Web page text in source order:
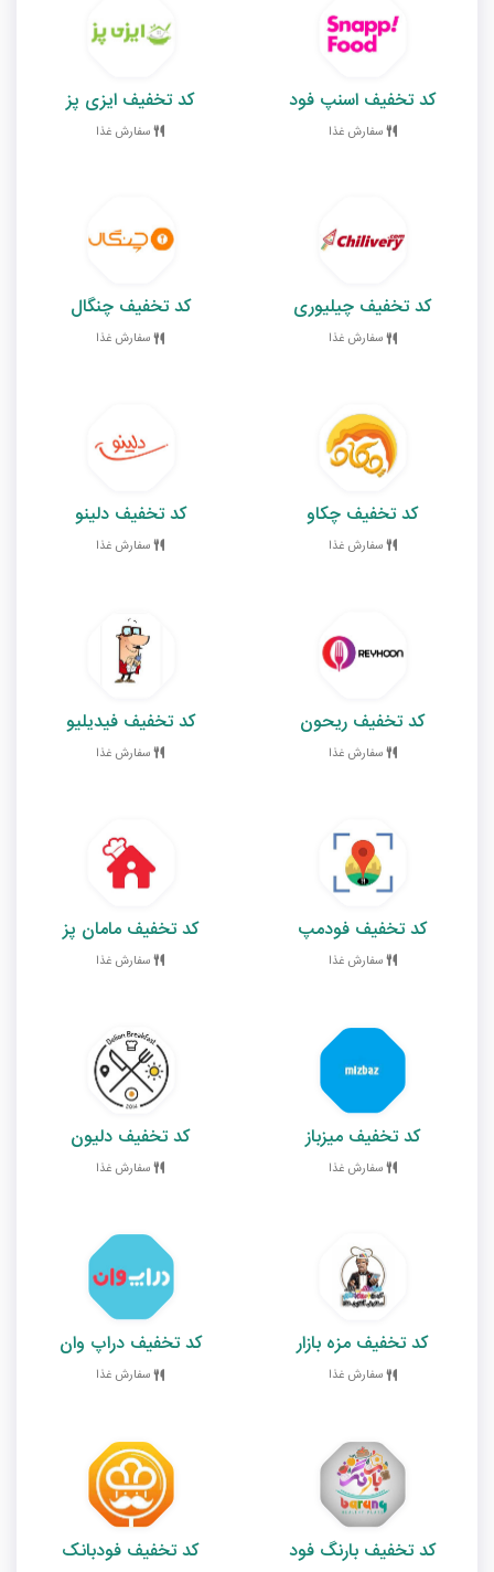
کد تخفیف اسنپ فود
سفارش غذا
کد تخفیف ایزی پز
سفارش غذا
کد تخفیف چیلیوری
سفارش غذا
کد تخفیف چنگال
سفارش غذا
کد تخفیف چکاو
سفارش غذا
کد تخفیف دلینو
سفارش غذا
کد تخفیف ریحون
سفارش غذا
کد تخفیف فیدیلیو
سفارش غذا
کد تخفیف فودمپ
سفارش غذا
کد تخفیف مامان پز
سفارش غذا
کد تخفیف میزباز
سفارش غذا
کد تخفیف دلیون
سفارش غذا
کد تخفیف مزه بازار
سفارش غذا
کد تخفیف دراپ وان
سفارش غذا
کد تخفیف بارنگ فود کد تخفیف فودبانک